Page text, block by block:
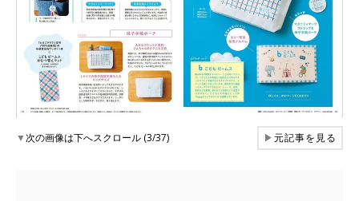
▼次の画像は下へスクロール (3/37) ▶元記事を見る